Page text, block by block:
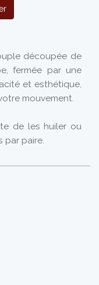
découpée de
fermée par une
et esthétique,
mouvement.
de les huiler ou
par paire.